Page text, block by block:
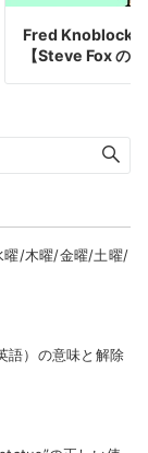
Fred Knoblock:
【Steve Fox の
曜/木曜/金曜/土曜/
語）の意味と解除